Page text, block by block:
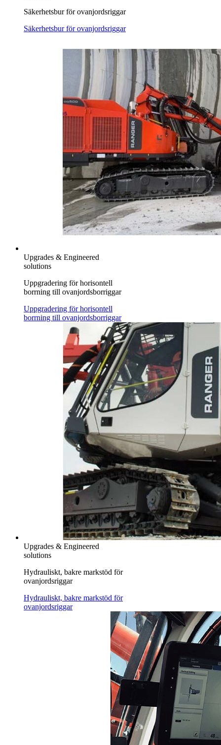
Säkerhetsbur för ovanjordsriggar
Säkerhetsbur för ovanjordsriggar
Upgrades & Engineered
solutions
Uppgradering för horisontell
borrning till ovanjordsborriggar
Uppgradering för horisontell
borrning till ovanjordsborriggar
Upgrades & Engineered
solutions
Hydrauliskt, bakre markstöd för
ovanjordsriggar
Hydrauliskt, bakre markstöd för
ovanjordsriggar